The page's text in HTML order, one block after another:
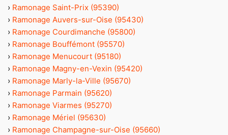
› Ramonage Saint-Prix (95390)
› Ramonage Auvers-sur-Oise (95430)
› Ramonage Courdimanche (95800)
› Ramonage Bouffémont (95570)
› Ramonage Menucourt (95180)
› Ramonage Magny-en-Vexin (95420)
› Ramonage Marly-la-Ville (95670)
› Ramonage Parmain (95620)
› Ramonage Viarmes (95270)
› Ramonage Mériel (95630)
› Ramonage Champagne-sur-Oise (95660)